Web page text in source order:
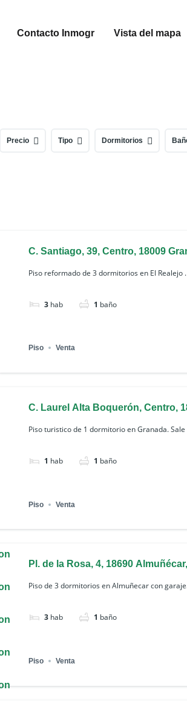
Contacto Inmogr Vista del mapa
Precio Tipo Dormitorios
C. Santiago, 39, Centro, 18009
Piso reformado de 3 dormitorios en El Realejo .
3 hab 1 baño
Piso Venta
C. Laurel Alta Boquerón, Centro,
Piso turistico de 1 dormitorio en Granada. Sale
1 hab 1 baño
Piso Venta
Pl. de la Rosa, 4, 18690
Piso de 3 dormitorios en Almuñecar con
3 hab 1 baño
Piso Venta